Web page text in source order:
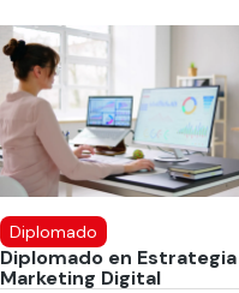
Diplomado
Diplomado en
Marketing Digital